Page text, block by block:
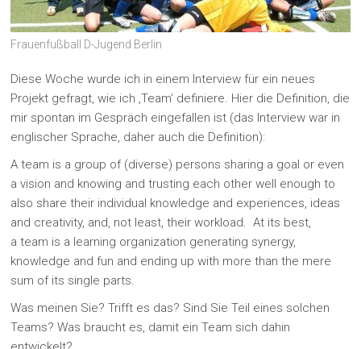
Frauenfußball D-Jugend Berlin
Diese Woche wurde ich in einem Interview für ein neues
Projekt gefragt, wie ich ‚Team‘ definiere. Hier die Definition, die
mir spontan im Gespräch eingefallen ist (das Interview war in
englischer Sprache, daher auch die Definition):
A team is a group of (diverse) persons sharing a goal or even
a vision and knowing and trusting each other well enough to
also share their individual knowledge and experiences, ideas
and creativity, and, not least, their workload. At its best,
a team is a learning organization generating synergy,
knowledge and fun and ending up with more than the mere
sum of its single parts.
Was meinen Sie? Trifft es das? Sind Sie Teil eines solchen
Teams? Was braucht es, damit ein Team sich dahin